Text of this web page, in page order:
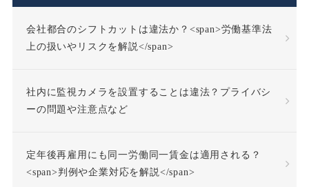
会社都合のシフトカットは違法か？<span>労働基準法
上の扱いやリスクを解説</span>
社内に監視カメラを設置することは違法？プライバシ
ーの問題や注意点など
定年後再雇用にも同一労働同一賃金は適用される？
<span>判例や企業対応を解説</span>